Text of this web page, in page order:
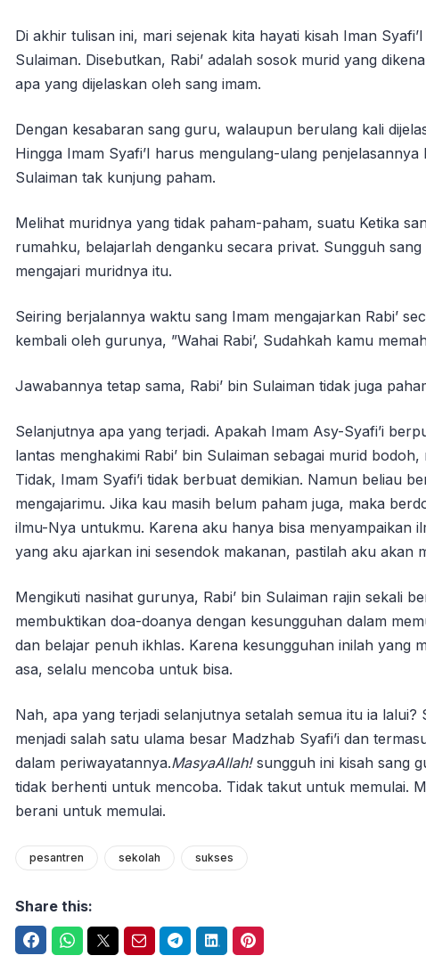
Di akhir tulisan ini, mari sejenak kita hayati kisah Iman
Sulaiman. Disebutkan, Rabi’ adalah sosok murid yang
apa yang dijelaskan oleh sang imam.
Dengan kesabaran sang guru, walaupun berulang kali
Hingga Imam Syafi’I harus mengulang-ulang
Sulaiman tak kunjung paham.
Melihat muridnya yang tidak paham-paham, suatu Ketika
rumahku, belajarlah denganku secara privat. Sungguh
mengajari muridnya itu.
Seiring berjalannya waktu sang Imam mengajarkan Rabi’
kembali oleh gurunya, ”Wahai Rabi’, Sudahkah kamu
Jawabannya tetap sama, Rabi’ bin Sulaiman tidak juga
Selanjutnya apa yang terjadi. Apakah Imam Asy-Syafi’i
lantas menghakimi Rabi’ bin Sulaiman sebagai murid
Tidak, Imam Syafi’i tidak berbuat demikian. Namun beliau
mengajarimu. Jika kau masih belum paham juga, maka
ilmu-Nya untukmu. Karena aku hanya bisa menyampaikan
yang aku ajarkan ini sesendok makanan, pastilah aku akan
Mengikuti nasihat gurunya, Rabi’ bin Sulaiman rajin sekali
membuktikan doa-doanya dengan kesungguhan dalam
dan belajar penuh ikhlas. Karena kesungguhan inilah yang
asa, selalu mencoba untuk bisa.
Nah, apa yang terjadi selanjutnya setalah semua itu ia
menjadi salah satu ulama besar Madzhab Syafi’i dan
dalam periwayatannya.MasyaAllah!sungguh ini kisah sang
tidak berhenti untuk mencoba. Tidak takut untuk memulai.
berani untuk memulai.
pesantren sekolah sukses
Share this: